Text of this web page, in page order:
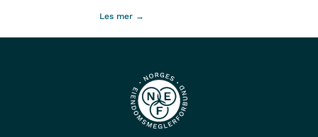
Les mer →